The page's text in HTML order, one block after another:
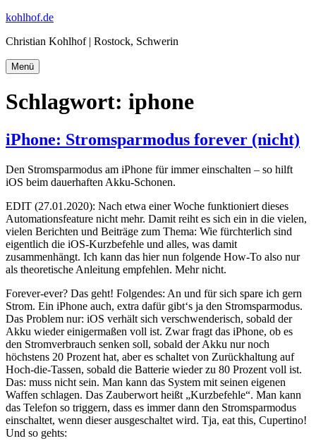
Zum
springen
kohlhof.de
Christian Kohlhof | Rostock, Schwerin
Menü
Schlagwort: iphone
iPhone: Stromsparmodus forever (nicht)
Den Stromsparmodus am iPhone für immer einschalten – so hilft
iOS beim dauerhaften Akku-Schonen.
EDIT (27.01.2020): Nach etwa einer Woche funktioniert dieses
Automationsfeature nicht mehr. Damit reiht es sich ein in die vielen,
vielen Berichten und Beiträge zum Thema: Wie fürchterlich sind
eigentlich die iOS-Kurzbefehle und alles, was damit
zusammenhängt. Ich kann das hier nun folgende How-To also nur
als theoretische Anleitung empfehlen. Mehr nicht.
Forever-ever? Das geht! Folgendes: An und für sich spare ich gern
Strom. Ein iPhone auch, extra dafür gibt‘s ja den Stromsparmodus.
Das Problem nur: iOS verhält sich verschwenderisch, sobald der
Akku wieder einigermaßen voll ist. Zwar fragt das iPhone, ob es
den Stromverbrauch senken soll, sobald der Akku nur noch
höchstens 20 Prozent hat, aber es schaltet von Zurückhaltung auf
Hoch-die-Tassen, sobald die Batterie wieder zu 80 Prozent voll ist.
Das: muss nicht sein. Man kann das System mit seinen eigenen
Waffen schlagen. Das Zauberwort heißt „Kurzbefehle“. Man kann
das Telefon so triggern, dass es immer dann den Stromsparmodus
einschaltet, wenn dieser ausgeschaltet wird. Tja, eat this, Cupertino!
Und so gehts: